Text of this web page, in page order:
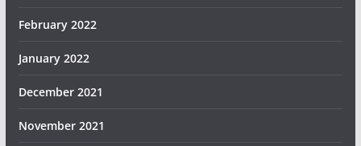
February 2022
January 2022
December 2021
November 2021